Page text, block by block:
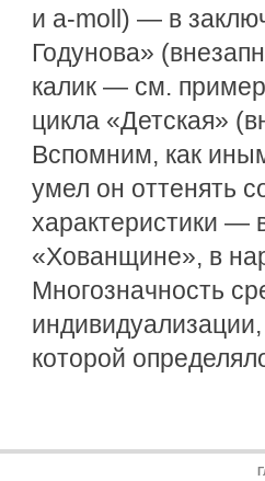
и a-moll) — в
Годунова»
калик — см.
цикла «Детская»
Вспомним, как
умел он оттенять
характеристики —
«Хованщине», в
Многозначность
которой